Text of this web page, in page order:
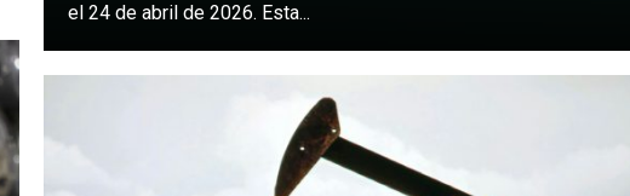
el 24 de abril de 2026. Esta...